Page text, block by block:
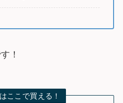
！
ここで買える！